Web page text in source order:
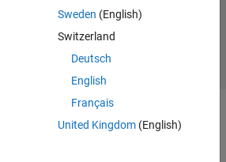
Sweden (English)
Switzerland
Deutsch
English
Français
United Kingdom(English)